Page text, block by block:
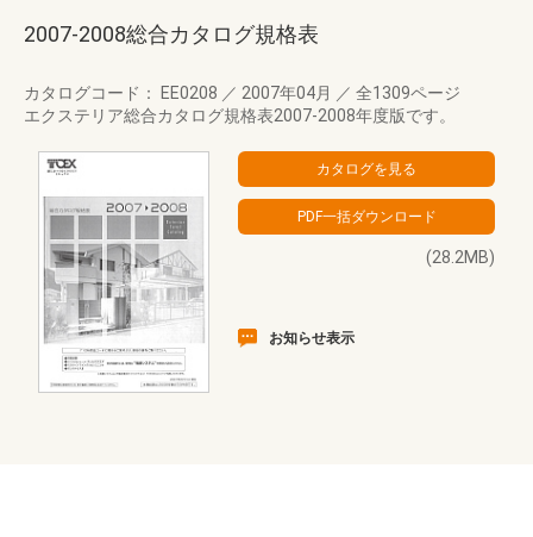
2007-2008総合カタログ規格表
カタログコード： EE0208 ／ 2007年04月 ／ 全1309ページ
エクステリア総合カタログ規格表2007-2008年度版です。
(28.2MB)
お知らせ表示